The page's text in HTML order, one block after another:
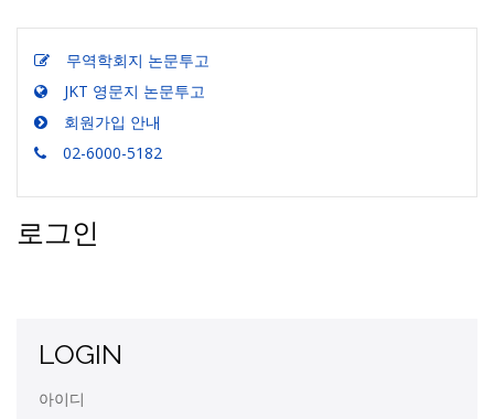
무역학회지 논문투고
JKT 영문지 논문투고
회원가입 안내
02-6000-5182
로그인
LOGIN
아이디